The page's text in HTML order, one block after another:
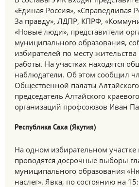
«Единая Россия», «Справедливая
За правду», ЛДПР, КПРФ,
«Новые люди», представители
муниципального образования,
избирателей по месту
работы. На участках находятся
наблюдатели. Об этом сообщил
Общественной палаты
председатель Алтайского
организаций профсоюзов Иван
Республика Саха (Якутия)
На одном избирательном участке
проводятся досрочные выборы
муниципального образования
наслег». Явка, по состоянию на